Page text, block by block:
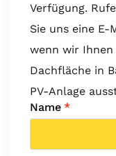
Verfügung.
Sie uns eine
wenn wir
Dachfläche in
PV-Anlage
Name *